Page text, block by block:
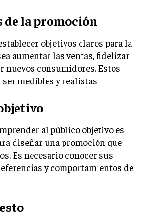
DE PROYECTOS
EMPRESARIAL
Y MEJORA CONTINUA
HUMANOS Y GESTIÓN DEL
Y BENEFICIOS
Y SELECCIÓN
DE PERSONAL
Y CLIMA ORGANIZACIONAL
de la promoción
objetivos claros para la
aumentar las ventas, fidelizar
nuevos consumidores. Estos
ser medibles y realistas.
al público objetivo es
diseñar una promoción que
Es necesario conocer sus
y comportamientos de